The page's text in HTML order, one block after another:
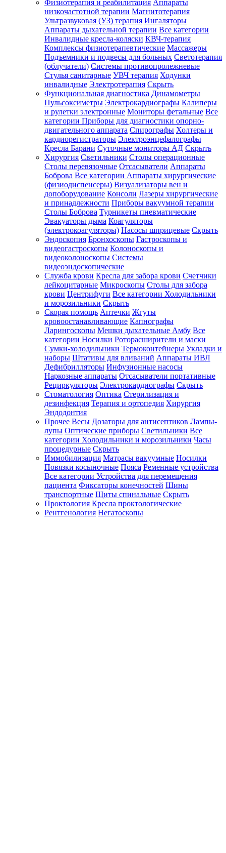
Физиотерапия и реабилитация Аппараты
низкочастотной терапии Магнитотерапия
Ультразвуковая (УЗ) терапия Ингаляторы
Аппараты дыхательной терапии Все категории
Инвалидные кресла-коляски КВЧ-терапия
Комплексы физиотерапевтические Массажеры
Подъемники и подвесы для больных Светотерапия
(облучатели) Системы противопролежневые
Стулья санитарные УВЧ терапия Ходунки
инвалидные Электротерапия Скрыть
Функциональная диагностика Динамометры
Пульсоксиметры Электрокардиографы Калиперы
и рулетки электронные Мониторы фетальные Все
категории Приборы для диагностики опорно-
двигательного аппарата Спирографы Холтеры и
кардиорегистраторы Электроэнцефалографы
Кресла Барани Суточные мониторы АД Скрыть
Хирургия Светильники Столы операционные
Столы перевязочные Отсасыватели Аппараты
Боброва Все категории Аппараты хирургические
(физиодиспенсеры) Визуализаторы вен и
допоборудование Консоли Лазеры хирургические
и принадлежности Приборы вакуумной терапии
Столы Боброва Турникеты пневматические
Эвакуаторы дыма Коагуляторы
(электрокоагуляторы) Насосы шприцевые Скрыть
Эндоскопия Бронхоскопы Гастроскопы и
видеогастроскопы Колоноскопы и
видеоколоноскопы Системы
видеоэндоскопические
Служба крови Кресла для забора крови Счетчики
лейкоцитарные Микроскопы Столы для забора
крови Центрифуги Все категории Холодильники
и морозильники Скрыть
Скорая помощь Аптечки Жгуты
кровоостанавливающие Капнографы
Ларингоскопы Мешки дыхательные Амбу Все
категории Носилки Роторасширители и маски
Сумки-холодильники Термоконтейнеры Укладки и
наборы Штативы для вливаний Аппараты ИВЛ
Дефибрилляторы Инфузионные насосы
Наркозные аппараты Отсасыватели портативные
Рециркуляторы Электрокардиографы Скрыть
Стоматология Оптика Стерилизация и
дезинфекция Терапия и ортопедия Хирургия
Эндодонтия
Прочее Весы Дозаторы для антисептиков Лампы-
лупы Оптические приборы Светильники Все
категории Холодильники и морозильники Часы
процедурные Скрыть
Иммобилизация Матрасы вакуумные Носилки
Повязки косыночные Пояса Ременные устройства
Все категории Устройства для перемещения
пациента Фиксаторы конечностей Шины
транспортные Щиты спинальные Скрыть
Проктология Кресла проктологические
Рентгенология Негатоскопы